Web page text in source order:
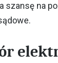
szansę na